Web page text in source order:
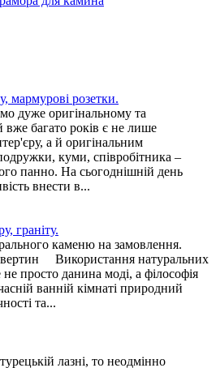
мармурові розетки.
дуже оригінальному та
багато років є не лише
а й оригінальним
куми, співробітника –
панно. На сьогоднішній день
внести в...
граніту.
каменю на замовлення.
Використання натуральних
не просто данина моді, а філософія
ванній кімнаті природний
та...
лазні, то неодмінно